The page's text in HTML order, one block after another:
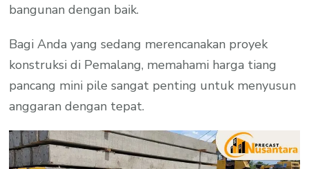
bangunan dengan baik.
Bagi Anda yang sedang merencanakan proyek
konstruksi di Pemalang, memahami harga tiang
pancang mini pile sangat penting untuk menyusun
anggaran dengan tepat.